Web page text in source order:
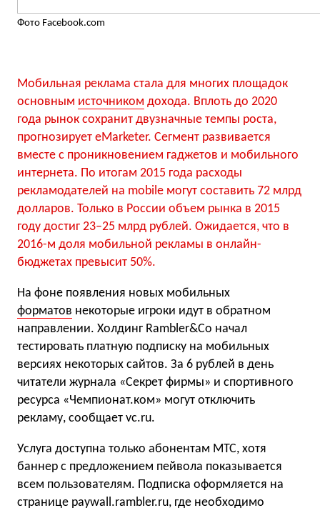
Фото Facebook.com
Мобильная реклама стала для многих площадок
основным источником дохода. Вплоть до 2020
года рынок сохранит двузначные темпы роста,
прогнозирует eMarketer. Сегмент развивается
вместе с проникновением гаджетов и мобильного
интернета. По итогам 2015 года расходы
рекламодателей на mobile могут составить 72 млрд
долларов. Только в России объем рынка в 2015
году достиг 23–25 млрд рублей. Ожидается, что в
2016-м доля мобильной рекламы в онлайн-
бюджетах превысит 50%.
На фоне появления новых мобильных
форматов некоторые игроки идут в обратном
направлении. Холдинг Rambler&Co начал
тестировать платную подписку на мобильных
версиях некоторых сайтов. За 6 рублей в день
читатели журнала «Секрет фирмы» и спортивного
ресурса «Чемпионат.ком» могут отключить
рекламу, сообщает vc.ru.
Услуга доступна только абонентам МТС, хотя
баннер с предложением пейвола показывается
всем пользователям. Подписка оформляется на
странице paywall.rambler.ru, где необходимо